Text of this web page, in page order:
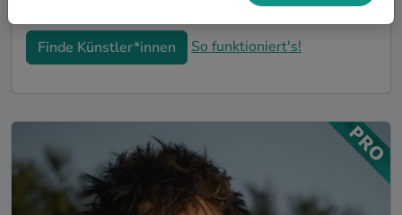
Finde Künstler*innen So funktioniert's!